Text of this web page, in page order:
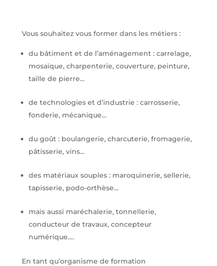
Vous souhaitez vous former dans les métiers :
du bâtiment et de l’aménagement : carrelage,
mosaïque, charpenterie, couverture, peinture,
taille de pierre…
de technologies et d’industrie : carrosserie,
fonderie, mécanique…
du goût : boulangerie, charcuterie, fromagerie,
pâtisserie, vins…
des matériaux souples : maroquinerie, sellerie,
tapisserie, podo-orthèse…
mais aussi maréchalerie, tonnellerie,
conducteur de travaux, concepteur
numérique….
En tant qu’organisme de formation